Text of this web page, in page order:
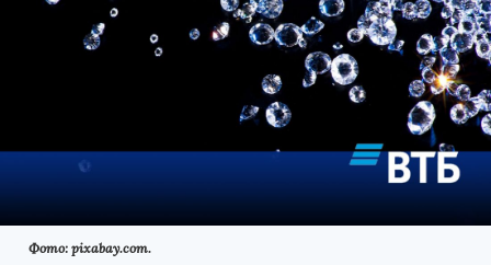
Фото: pixabay.com.